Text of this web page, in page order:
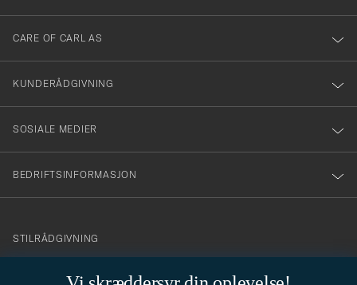
dig
till
vårt
nyhetsbrev!
CARE OF CARL AS
KUNDERÅDGIVNING
SOSIALE MEDIER
BEDRIFTSINFORMASJON
info@careofcarl.no
STILRÅDGIVNING